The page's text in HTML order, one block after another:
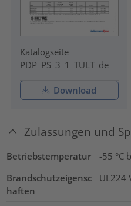
Katalogseite
PDP_PS_3_1_TULT_de
Download
Zulassungen und
Betriebstemperatur
-55 °C
Brandschutzeigensc
haften
UL224